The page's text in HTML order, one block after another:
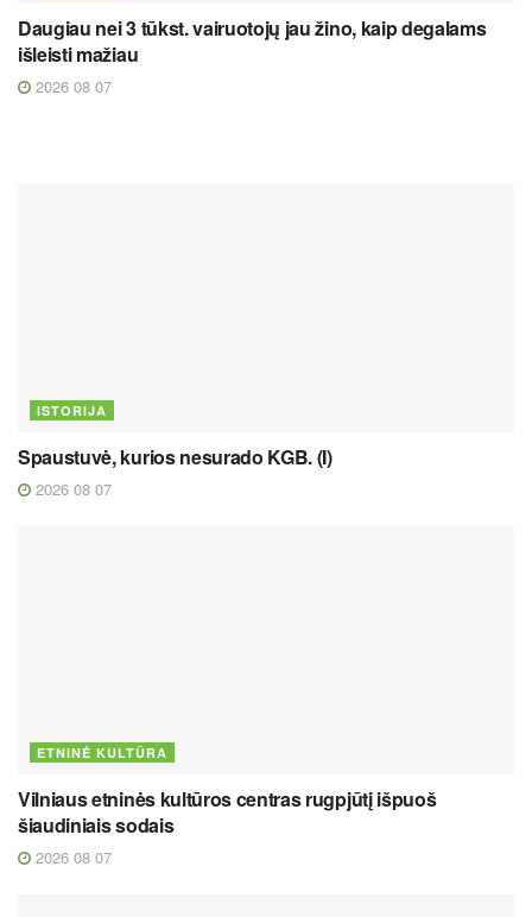
Daugiau nei 3 tūkst. vairuotojų jau žino, kaip degalams
išleisti mažiau
2026 08 07
ISTORIJA
Spaustuvė, kurios nesurado KGB. (I)
2026 08 07
ETNINĖ KULTŪRA
Vilniaus etninės kultūros centras rugpjūtį išpuoš
šiaudiniais sodais
2026 08 07